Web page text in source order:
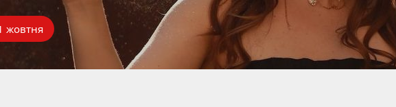
жовтня